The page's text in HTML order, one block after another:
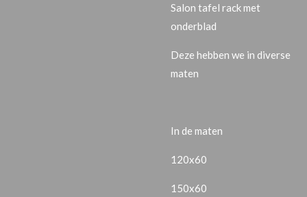
Salon tafel rack met
onderblad
Deze hebben we in diverse
maten
In de maten
120x60
150x60